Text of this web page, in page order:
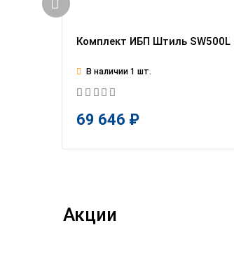
Комплект ИБП Штиль
В наличии 1 шт.
69 646 ₽
Акции